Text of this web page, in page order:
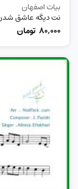
بیات اصفهان
نت دیگه عاشق شدن
80,000 تومان